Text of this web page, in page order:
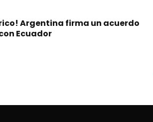
Argentina firma un acuerdo
Ecuador